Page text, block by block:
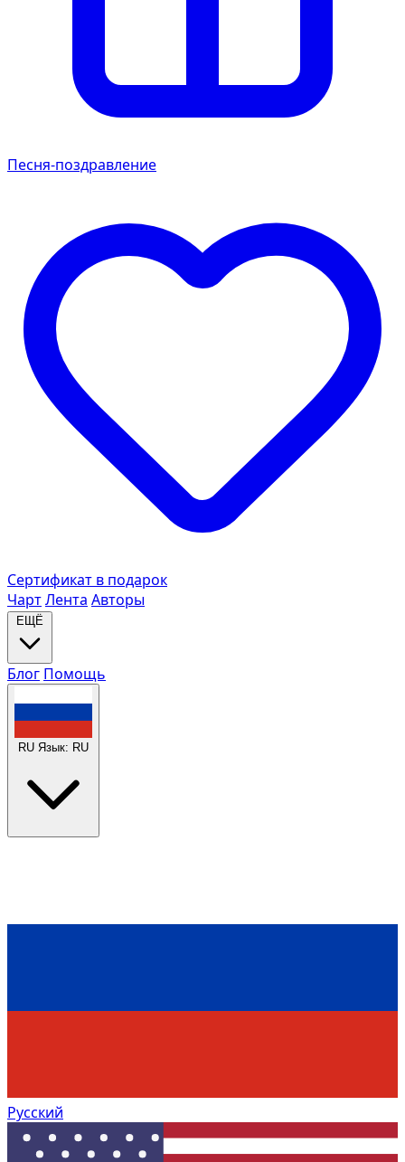
Песня-поздравление
Сертификат в подарок
ЧартЛента Авторы
ЕЩЁ
Блог Помощь
RU Язык: RU
Русский